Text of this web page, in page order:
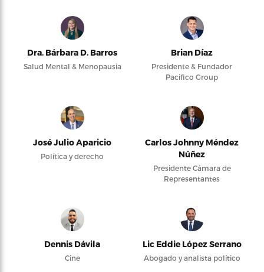
Dra. Bárbara D. Barros
Salud Mental & Menopausia
Brian Díaz
Presidente & Fundador
Pacifico Group
José Julio Aparicio
Política y derecho
Carlos Johnny Méndez
Núñez
Presidente Cámara de
Representantes
Dennis Dávila
Cine
Lic Eddie López Serrano
Abogado y analista político